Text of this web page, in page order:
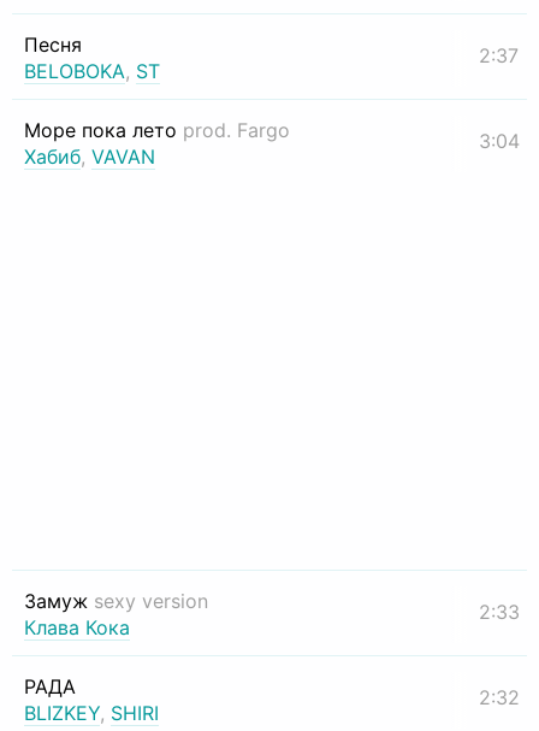
Песня
BELOBOKA, ST
2:37
Море пока лето prod. Fargo
Хабиб, VAVAN
3:04
Замуж sexy version
Клава Кока
2:33
РАДА
BLIZKEY, SHIRI
2:32